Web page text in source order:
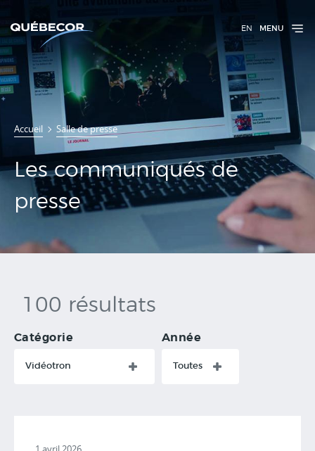
EN MENU
Accueil Salle de presse
Communiqués
de presse
Les communiqués de
presse
100 résultats
Catégorie
Vidéotron
Année
Toutes